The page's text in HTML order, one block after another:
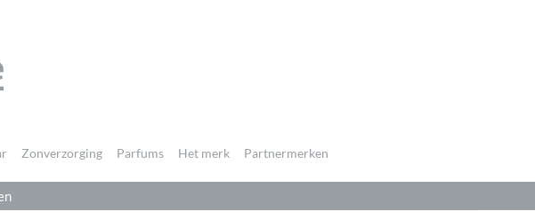
Zonverzorging Parfums Het merk Partnermerken
te plaatsen.